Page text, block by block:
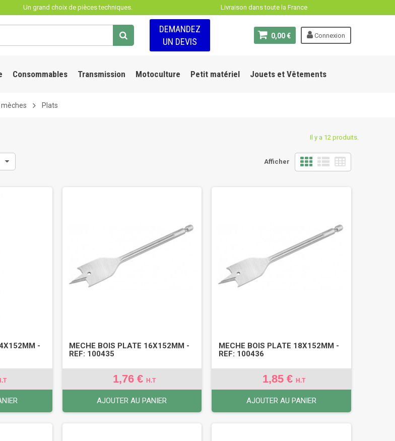
Un grand choix de pièces techniques. Livraison dans toute la France
Connexion
0,00 €
DEMANDEZ
UN DEVIS
Consommables Transmission Motoculture Petit matériel Jouets et Vêtements
mèches Plats
Il y a 12 produits.
Afficher
-
MECHE BOIS PLATE 16X152MM -
REF: 100435
1,76 €H.T
AJOUTER AU PANIER
MECHE BOIS PLATE 18X152MM -
REF: 100436
1,85 €H.T
AJOUTER AU PANIER